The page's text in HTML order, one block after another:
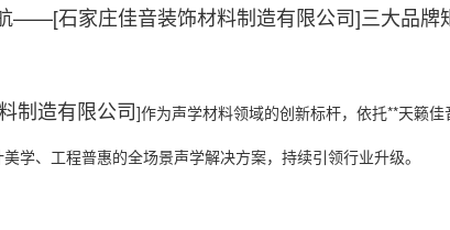
——[石家庄佳音装饰材料制造有限公司]三大品牌
制造有限公司]作为声学材料领域的创新标杆，依托**天籁佳
学、工程普惠的全场景声学解决方案，持续引领行业升级。